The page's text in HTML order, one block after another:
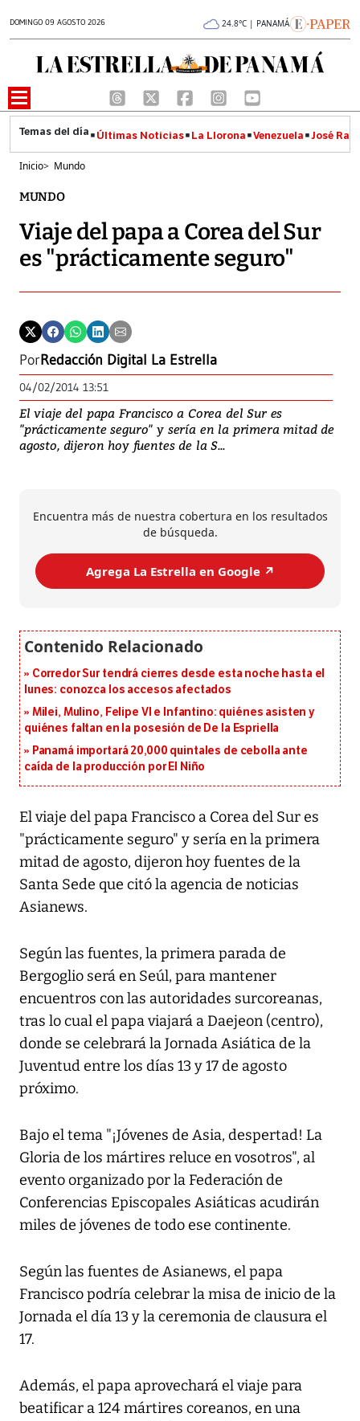
DOMINGO 09 AGOSTO 2026 24.8°C | PANAMÁ
Últimas Noticias La Llorona Venezuela José
Inicio> Mundo
MUNDO
Viaje del papa a Corea del Sur
es "prácticamente seguro"
PorRedacción Digital La Estrella
04/02/2014 13:51
El viaje del papa Francisco a Corea del Sur es
"prácticamente seguro" y sería en la primera mitad de
agosto, dijeron hoy fuentes de la S...
Encuentra más de nuestra cobertura en los resultados
de búsqueda.
Agrega La Estrella en Google ↗️
Corredor Sur tendrá cierres desde esta noche hasta el
lunes: conozca los accesos afectados
Milei, Mulino, Felipe VI e Infantino: quiénes asisten y
quiénes faltan en la posesión de De la Espriella
Panamá importará 20,000 quintales de cebolla ante
caída de la producción por El Niño
El viaje del papa Francisco a Corea del Sur es
"prácticamente seguro" y sería en la primera
mitad de agosto, dijeron hoy fuentes de la
Santa Sede que citó la agencia de noticias
Asianews.
Según las fuentes, la primera parada de
Bergoglio será en Seúl, para mantener
encuentros con las autoridades surcoreanas,
tras lo cual el papa viajará a Daejeon (centro),
donde se celebrará la Jornada Asiática de la
Juventud entre los días 13 y 17 de agosto
próximo.
Bajo el tema "¡Jóvenes de Asia, despertad! La
Gloria de los mártires reluce en vosotros", al
evento organizado por la Federación de
Conferencias Episcopales Asiáticas acudirán
miles de jóvenes de todo ese continente.
Según las fuentes de Asianews, el papa
Francisco podría celebrar la misa de inicio de la
Jornada el día 13 y la ceremonia de clausura el
17.
Además, el papa aprovechará el viaje para
beatificar a 124 mártires coreanos, en una